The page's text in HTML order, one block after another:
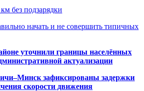
без подзарядки
начать и не совершить типичных
уточнили границы населённых
актуализации
зафиксированы задержки
скорости движения